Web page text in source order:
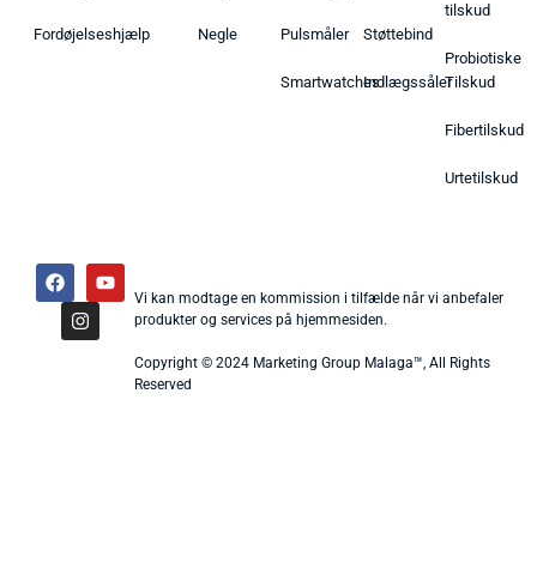
Fordøjelseshjælp Negle Pulsmåler
Smartwatches
Støttebind
Indlægssåler
tilskud
Probiotiske
Tilskud
Fibertilskud
Urtetilskud
Vi kan modtage en kommission i tilfælde når vi anbefaler
produkter og services på hjemmesiden.
Copyright © 2024 Marketing Group Malaga™, All Rights
Reserved